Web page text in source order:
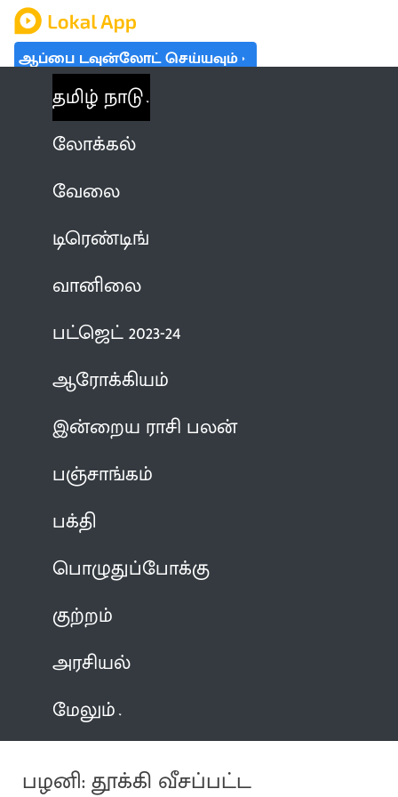
ஆப்பை டவுன்லோட் செய்யவும்
தமிழ் நாடு
லோக்கல்
வேலை
டிரெண்டிங்
வானிலை
பட்ஜெட் 2023-24
ஆரோக்கியம்
இன்றைய ராசி பலன்
பஞ்சாங்கம்
பக்தி
பொழுதுப்போக்கு
குற்றம்
அரசியல்
மேலும்
பழனி: தூக்கி வீசப்பட்ட